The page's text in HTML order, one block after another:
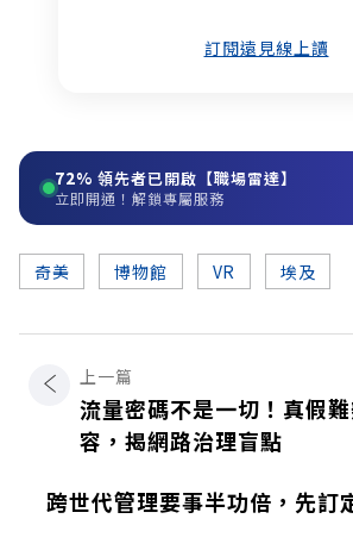
訂閱遠見線上讀
72% 領先者已開啟【職場雷達】
立即開通！解鎖專屬服務
奇美 博物館 VR 埃及
上一篇
流量密碼不是一切！真假
容，揭網路治理盲點
跨世代管理要事半功倍，先訂